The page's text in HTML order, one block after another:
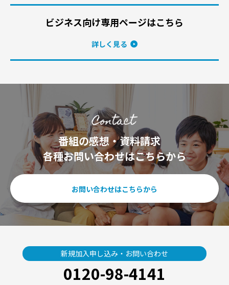
ビジネス向け専用ページはこちら
詳しく見る
番組の感想・資料請求
各種お問い合わせはこちらから
お問い合わせはこちらから
新規加入申し込み・お問い合わせ
0120-98-4141